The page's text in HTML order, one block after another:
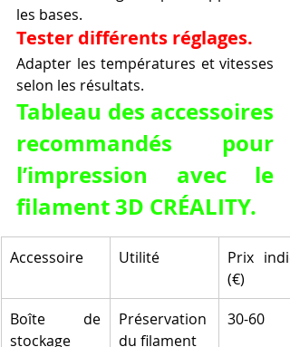
les bases.
Tester différents réglages.
Adapter les températures et vitesses
selon les résultats.
Tableau des accessoires
recommandés pour
l’impression avec le
filament 3D CRÉALITY.
Accessoire Utilité
Prix
(€)
Boîte de
stockage
Préservation
du filament
30-60